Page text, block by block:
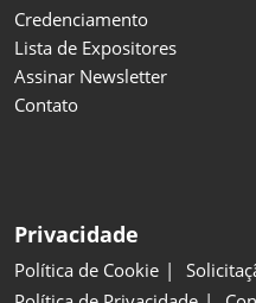
Credenciamento
Lista de Expositores
Assinar Newsletter
Contato
Privacidade
Política de Cookie